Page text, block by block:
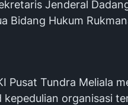
Jenderal
Bidang Hukum
Pusat Tundra Meliala
kepedulian organisasi